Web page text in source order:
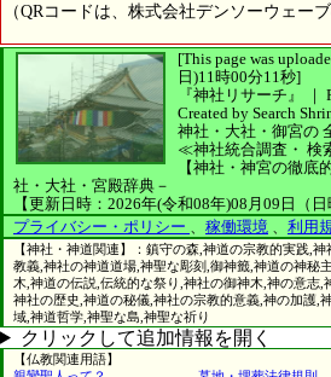
（QRコードは、株式会社デンソーウェー
[This page was
日)11時00分11秒]
『神社リサーチ』 ｜
Created by Search
神社・大社・御宮の
≪神社統合調査・ 検
【神社・神宮の徹底
社・大社・宮殿辞典－
【更新日時：2026年(令和08年)08月09日（日
プライバシー・ポリシー
稼働環境 利用
【神社・神道関連】：鎮守の森,神道の宗教的実践,
教義,神社の神道道場,神聖な彫刻,御神籤,神道の神秘
木,神道の伝説,伝統的な祭り,神社の御神木,神の意志,
神社の歴史,神道の秘儀,神社の宗教的意義,神の加護,
域,神道哲学,神聖な島,神聖な祈り
クリックして追加情報を開く
【仏教関連用語】